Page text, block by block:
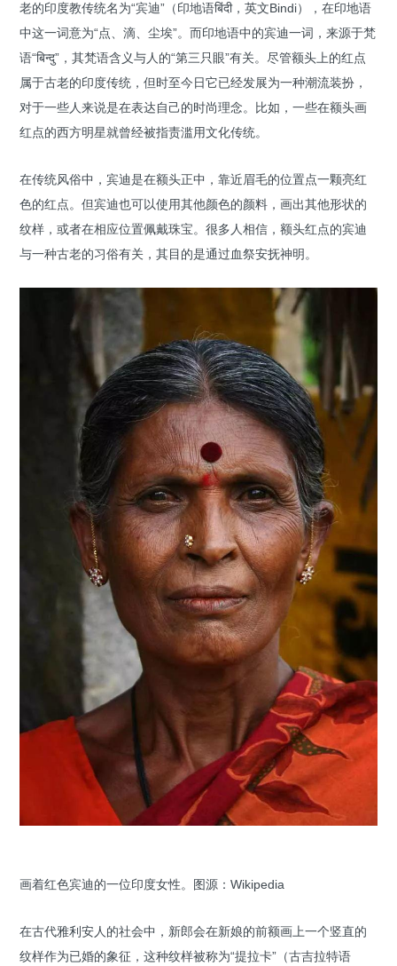
老的印度教传统名为“宾迪”（印地语बिंदी，英文Bindi），在印地语
中这一词意为“点、滴、尘埃”。而印地语中的宾迪一词，来源于梵
语“बिन्दु”，其梵语含义与人的“第三只眼”有关。尽管额头上的红点
属于古老的印度传统，但时至今日它已经发展为一种潮流装扮，
对于一些人来说是在表达自己的时尚理念。比如，一些在额头画
红点的西方明星就曾经被指责滥用文化传统。
在传统风俗中，宾迪是在额头正中，靠近眉毛的位置点一颗亮红
色的红点。但宾迪也可以使用其他颜色的颜料，画出其他形状的
纹样，或者在相应位置佩戴珠宝。很多人相信，额头红点的宾迪
与一种古老的习俗有关，其目的是通过血祭安抚神明。
画着红色宾迪的一位印度女性。图源：Wikipedia
在古代雅利安人的社会中，新郎会在新娘的前额画上一个竖直的
纹样作为已婚的象征，这种纹样被称为“提拉卡”（古吉拉特语